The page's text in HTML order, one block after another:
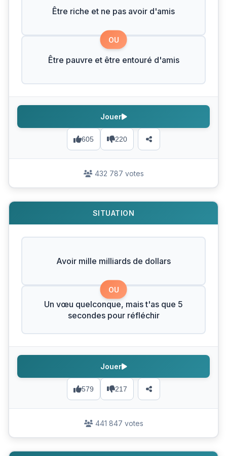
Être riche et ne pas avoir d'amis
OU
Être pauvre et être entouré d'amis
605 220
Jouer
432 787 votes
SITUATION
Avoir mille milliards de dollars
OU
Un vœu quelconque, mais t'as que 5
secondes pour réfléchir
579 217
Jouer
441 847 votes